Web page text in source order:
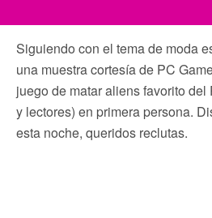
Siguiendo con el tema de moda
una muestra cortesía de PC
juego de matar aliens favorito
y lectores) en primera persona.
esta noche, queridos reclutas.